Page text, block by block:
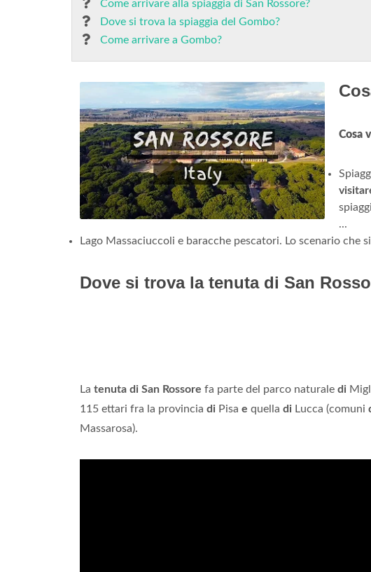
Come arrivare alla spiaggia di San Rossore?
Dove si trova la spiaggia del Gombo?
Come arrivare a Gombo?
Cosa
...
Lago Massaciuccoli e baracche pescatori. Lo scenario che
Dove si trova la tenuta di San
La tenuta di San Rossore fa parte del parco naturale di
115 ettari fra la provincia di Pisa e quella di Lucca (comuni
Massarosa).